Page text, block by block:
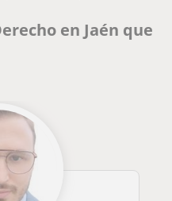
en Jaén que